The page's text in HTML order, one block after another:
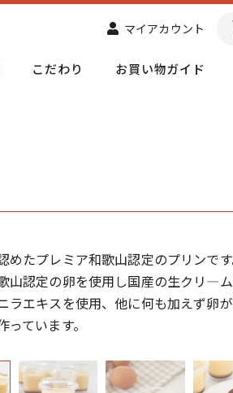
マイアカウント
こだわり お買い物ガイド
めたプレミア和歌山認定のプリンです
山認定の卵を使用し国産の生クリ―
ラエキスを使用、他に何も加えず卵
ています。